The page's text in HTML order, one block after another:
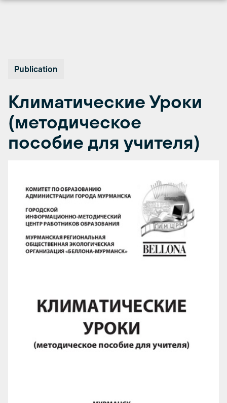
Publication
Климатические Уроки
(методическое
пособие для учителя)